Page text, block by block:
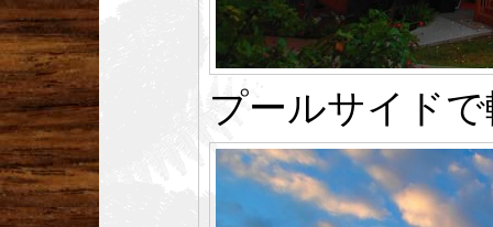
プールサイド